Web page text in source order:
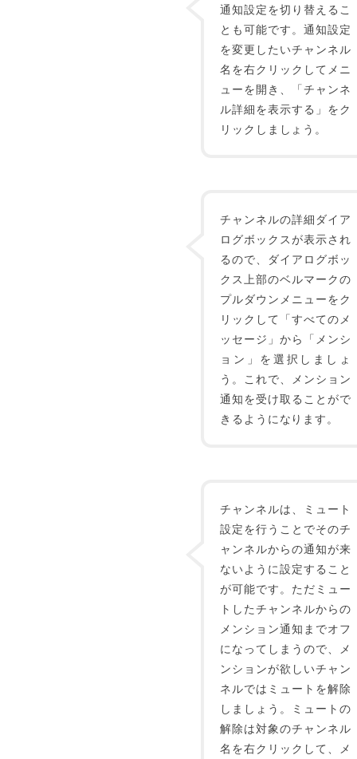
通知設定を切り替えるこ
とも可能です。通知設定
を変更したいチャンネル
名を右クリックしてメニ
ューを開き、「チャンネ
ル詳細を表示する」をク
リックしましょう。
チャンネルの詳細ダイア
ログボックスが表示され
るので、ダイアログボッ
クス上部のベルマークの
プルダウンメニューをク
リックして「すべてのメ
ッセージ」から「メンシ
ョン」を選択しましょ
う。これで、メンション
通知を受け取ることがで
きるようになります。
チャンネルは、ミュート
設定を行うことでそのチ
ャンネルからの通知が来
ないように設定すること
が可能です。ただミュー
トしたチャンネルからの
メンション通知までオフ
になってしまうので、メ
ンションが欲しいチャン
ネルではミュートを解除
しましょう。ミュートの
解除は対象のチャンネル
名を右クリックして、メ